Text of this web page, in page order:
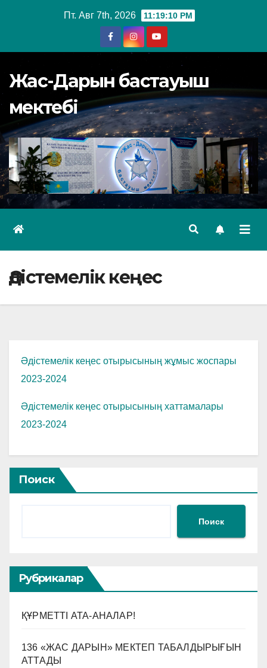
Пт. Авг 7th, 2026 11:19:11 PM
Жас-Дарын бастауыш
мектебі
Әдістемелік кеңес
Әдістемелік кеңес отырысының жұмыс жоспары
2023-2024
Әдістемелік кеңес отырысының хаттамалары
2023-2024
Поиск
Поиск
Рубрикалар
ҚҰРМЕТТІ АТА-АНАЛАР!
136 «ЖАС ДАРЫН» МЕКТЕП ТАБАЛДЫРЫҒЫН
АТТАДЫ